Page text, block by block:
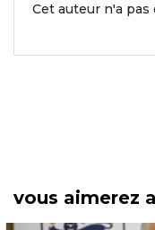
Cet auteur n'a
vous aimerez